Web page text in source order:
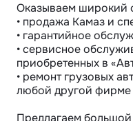
Оказываем широкий
• продажа Камаз и
• гарантийное
• сервисное
приобретенных в
• ремонт грузовых
любой другой фирме